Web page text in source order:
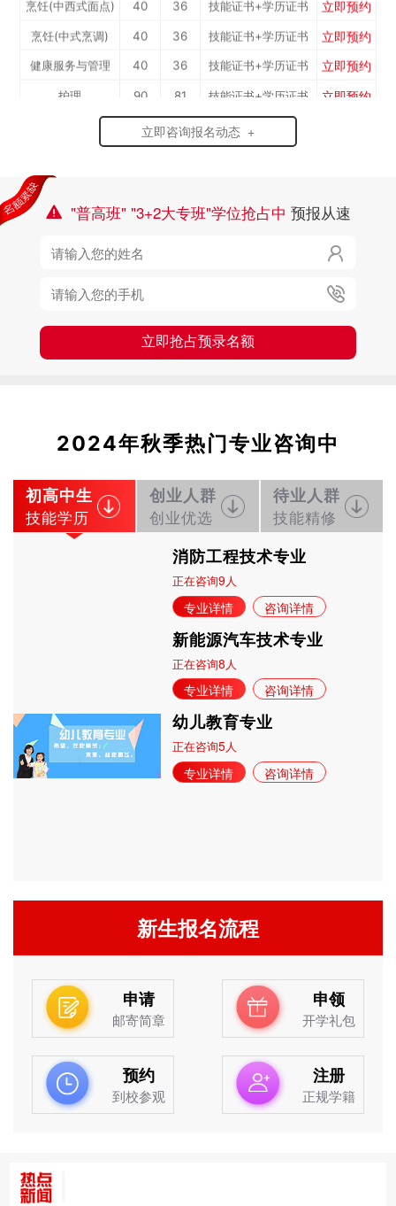
烹饪(中式烹调) 40 36 技能证书+学历证书 立即预约
健康服务与管理 40 36 技能证书+学历证书 立即预约
护理 90 81 技能证书+学历证书 立即预约
30 27 技能证书+学历证书
机电一体化技术 50 45 技能证书+学历证书
3D打印技术应用
数控加工(数控车 50 45 技能证书+学历证书 立即预约
立即预约
农业机械运维 30 立即预约
通信运营服务 30 27 技能证书+学历证书 立即预约
计算机应用与维修 50 45 技能证书+学历证书 立即预约
铁路客运服务 150 135 技能证书+学历证书 立即预约
新能源汽车技术 150 135 技能证书+学历证书 立即预约
公路施工与养护 27 技能证书+学历证书 立即预约
立即咨询报名动态 +
 "普高班" "3+2大专班"学位抢占中 预报从速


立即抢占预录名额
2024年秋季热门专业咨询中
初高中生
技能学历
创业人群
创业优选
待业人群
技能精修
消防工程技术专业
正在咨询9人
专业详情 咨询详情
新能源汽车技术专业
正在咨询8 人
专业详情 咨询详情
幼儿教育专业
正在咨询5人
专业详情 咨询详情
新生报名流程
申请
邮寄简章
申领
开学礼包
预约
到校参观
注册
正规学籍